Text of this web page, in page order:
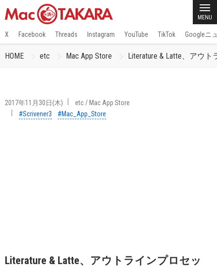
MENU
X Facebook Threads Instagram YouTube TikTok Googleニ
HOME etc Mac App Store Literature & Latte、アウ
2017年11月30日(木) etc/ Mac App Store
#Scrivener3
#Mac_App_Store
Literature & Latte、アウトラインプロセッ